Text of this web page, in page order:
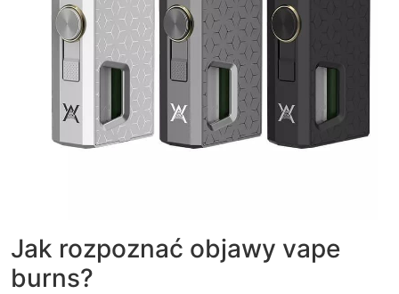
Jak rozpoznać objawy vape
burns?